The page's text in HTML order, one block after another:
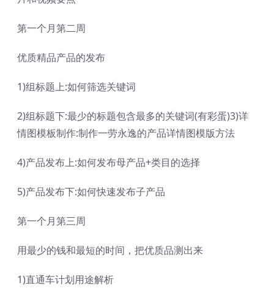
第一个月第二周
优质精品产品的发布
1)组标题上:如何筛选关键词
2)组标题下:最少的标题包含最多的关键词(有彩蛋)3)详
情图模板制作:制作一劳永逸的产品详情图模版方法
4)产品发布上:如何发布母产品+类目的选择
5)产品发布下:如何快速发布子产品
第一个月第三周
用最少的钱和最短的时间，把优质品测出来
1)直通车计划用途解析